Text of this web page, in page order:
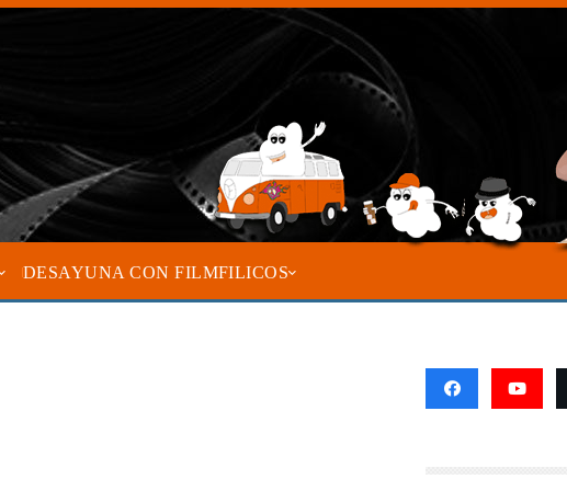
DESAYUNA CON FILMFILICOS